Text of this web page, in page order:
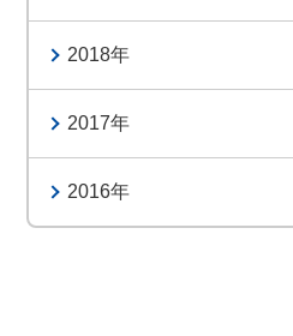
2018
2017
2016